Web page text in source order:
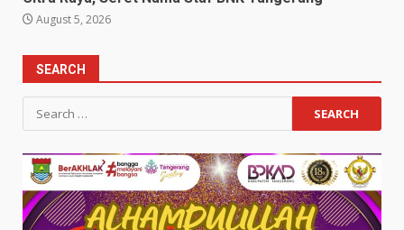
August 5, 2026
SEARCH
Search
for: